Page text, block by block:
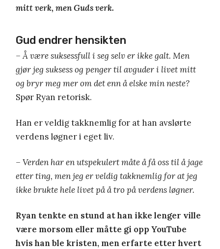
mitt verk, men Guds verk.
Gud endrer hensikten
– Å være suksessfull i seg selv er ikke galt. Men
gjør jeg suksess og penger til avguder i livet mitt
og bryr meg mer om det enn å elske min neste?
Spør Ryan retorisk.
Han er veldig takknemlig for at han avslørte
verdens løgner i eget liv.
– Verden har en utspekulert måte å få oss til å jage
etter ting, men jeg er veldig takknemlig for at jeg
ikke brukte hele livet på å tro på verdens løgner.
Ryan tenkte en stund at han ikke lenger ville
være morsom eller måtte gi opp YouTube
hvis han ble kristen, men erfarte etter hvert